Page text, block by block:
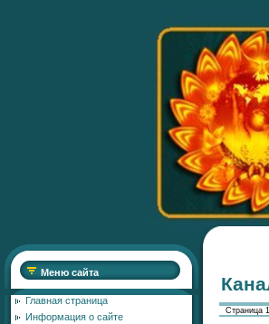
Меню сайта
Главная страница
Информация о сайте
Страница 1